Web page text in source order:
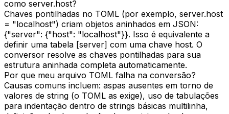
como server.host?
Chaves pontilhadas no TOML (por exemplo, server.host
= "localhost") criam objetos aninhados em JSON:
{"server": {"host": "localhost"}}. Isso é equivalente a
definir uma tabela [server] com uma chave host. O
conversor resolve as chaves pontilhadas para sua
estrutura aninhada completa automaticamente.
Por que meu arquivo TOML falha na conversão?
Causas comuns incluem: aspas ausentes em torno de
valores de string (o TOML as exige), uso de tabulações
para indentação dentro de strings básicas multilinha,